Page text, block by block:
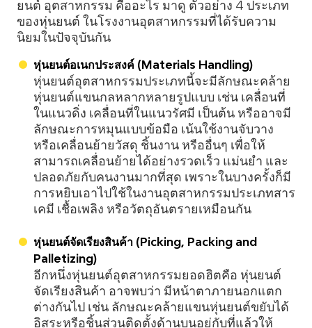
ยนต์ อุตสาหกรรม คืออะไร มาดู ตัวอย่าง 4 ประเภท
ของหุ่นยนต์ ในโรงงานอุตสาหกรรมที่ได้รับความ
นิยมในปัจจุบันกัน
หุ่นยนต์อเนกประสงค์ (Materials Handling)
หุ่นยนต์อุตสาหกรรมประเภทนี้จะมีลักษณะคล้าย
หุ่นยนต์แขนกลหลากหลายรูปแบบ เช่น เคลื่อนที่
ในแนวดิ่ง เคลื่อนที่ในแนวรัศมี เป็นต้น หรืออาจมี
ลักษณะการหมุนแบบข้อมือ เน้นใช้งานจับวาง
หรือเคลื่อนย้ายวัสดุ ชิ้นงาน หรืออื่นๆ เพื่อให้
สามารถเคลื่อนย้ายได้อย่างรวดเร็ว แม่นยำ และ
ปลอดภัยกับคนงานมากที่สุด เพราะในบางครั้งก็มี
การหยิบเอาไปใช้ในงานอุตสาหกรรมประเภทสาร
เคมี เชื้อเพลิง หรือวัตถุอันตรายเหมือนกัน
หุ่นยนต์จัดเรียงสินค้า (Picking, Packing and
Palletizing)
อีกหนึ่งหุ่นยนต์อุตสาหกรรมยอดฮิตคือ หุ่นยนต์
จัดเรียงสินค้า อาจพบว่า มีหน้าตาภายนอกแตก
ต่างกันไป เช่น ลักษณะคล้ายแขนหุ่นยนต์ขยับได้
อิสระหรือชิ้นส่วนติดตั้งด้านบนอยู่กับที่แล้วให้